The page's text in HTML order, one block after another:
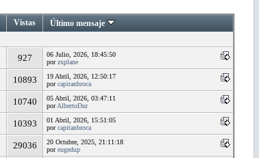
Vistas Último mensaje
927
06 Julio, 2026, 18:45:50
porzxplane
10893
19 Abril, 2026, 12:50:17
porcapitanbroca
10740
05 Abril, 2026, 03:47:11
porAlbertoDur
10393
01 Abril, 2026, 15:51:05
porcapitanbroca
29036
20 Octubre, 2025, 21:11:18
poreugedup